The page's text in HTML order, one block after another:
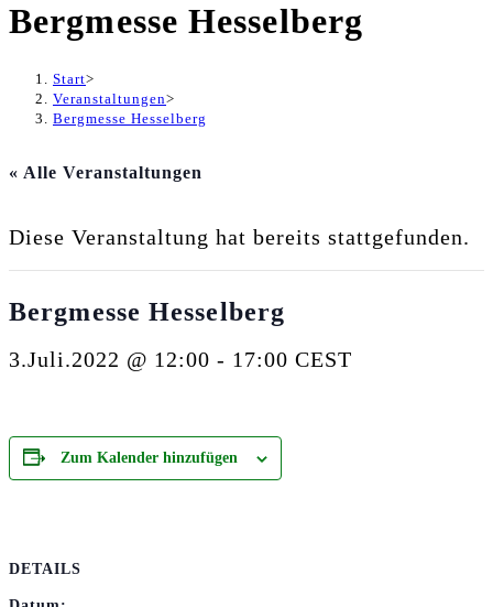
durchsuchen
Bergmesse Hesselberg
Start>
Veranstaltungen>
Bergmesse Hesselberg
« Alle Veranstaltungen
Diese Veranstaltung hat bereits stattgefunden.
Bergmesse Hesselberg
3.Juli.2022 @ 12:00 - 17:00 CEST
Zum Kalender hinzufügen
DETAILS